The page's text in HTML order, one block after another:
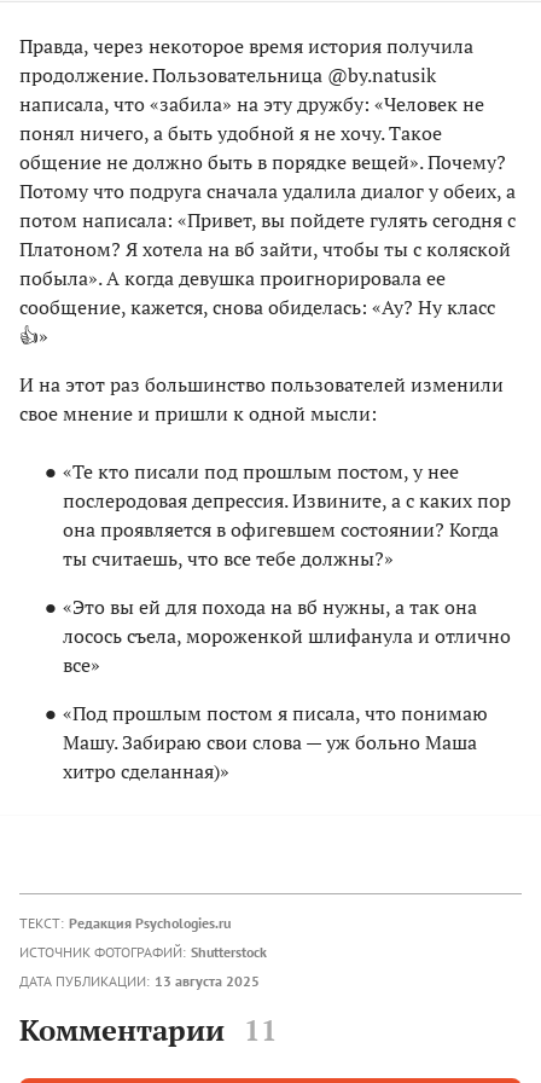
Правда, через некоторое время история получила
продолжение. Пользовательница @by.natusik
написала, что «забила» на эту дружбу: «Человек не
понял ничего, а быть удобной я не хочу. Такое
общение не должно быть в порядке вещей». Почему?
Потому что подруга сначала удалила диалог у обеих, а
потом написала: «Привет, вы пойдете гулять сегодня с
Платоном? Я хотела на вб зайти, чтобы ты с коляской
побыла». А когда девушка проигнорировала ее
сообщение, кажется, снова обиделась: «Ау? Ну класс
👍»
И на этот раз большинство пользователей изменили
свое мнение и пришли к одной мысли:
«Те кто писали под прошлым постом, у нее
послеродовая депрессия. Извините, а с каких пор
она проявляется в офигевшем состоянии? Когда
ты считаешь, что все тебе должны?»
«Это вы ей для похода на вб нужны, а так она
лосось съела, мороженкой шлифанула и отлично
все»
«Под прошлым постом я писала, что понимаю
Машу. Забираю свои слова — уж больно Маша
хитро сделанная)»
ТЕКСТ: Редакция Psychologies.ru
ИСТОЧНИК ФОТОГРАФИЙ: Shutterstock
ДАТА ПУБЛИКАЦИИ: 13 августа 2025
Комментарии 11